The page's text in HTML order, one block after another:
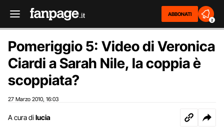
ABBONATI
2
Pomeriggio 5: Video di Veronica
Ciardi a Sarah Nile, la coppia è
scoppiata?
27 Marzo 2010 16:03
A cura di lucia